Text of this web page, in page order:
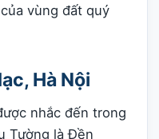
vùng đất quý
Hà Nội
nhắc đến trong
Tường là Đền